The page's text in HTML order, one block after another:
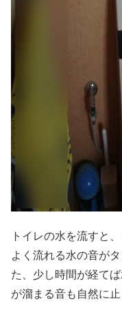
トイレの水を流すと
よく流れる水の音が
た、少し時間が経て
が溜まる音も自然に止